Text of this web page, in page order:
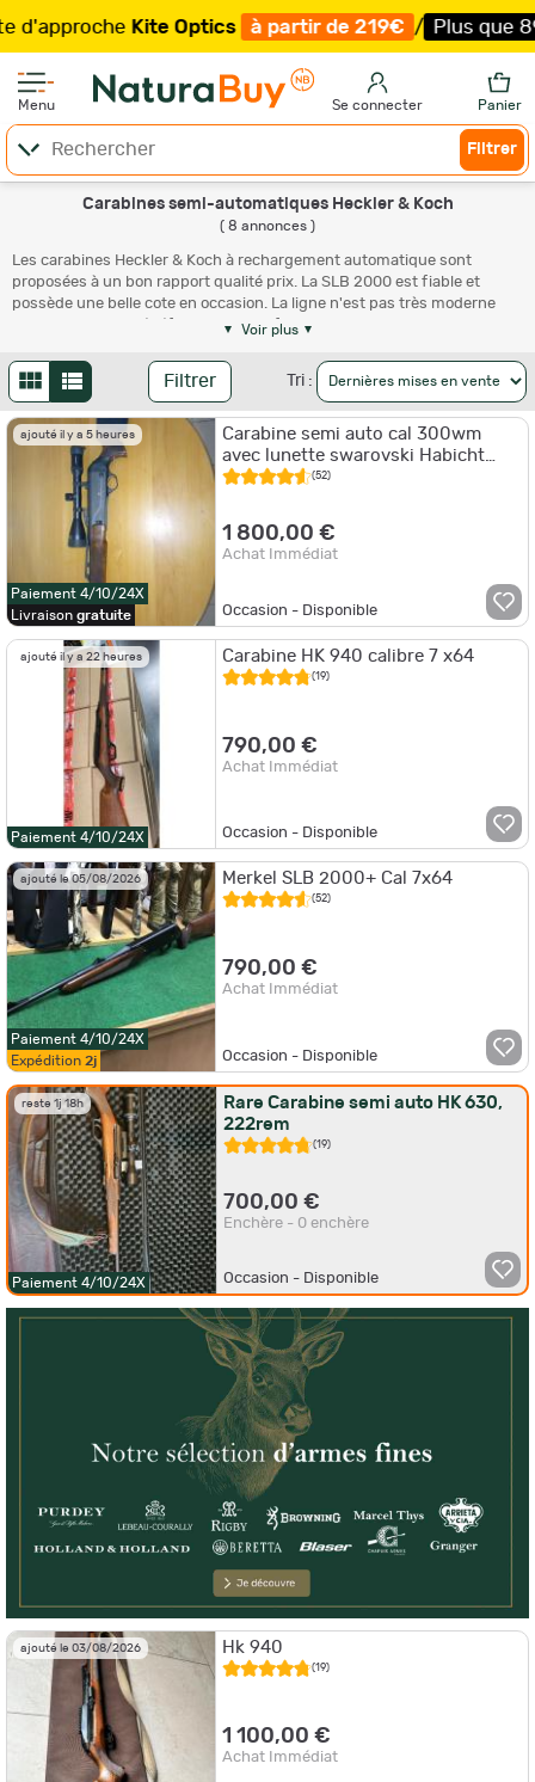
Kite Optics à partir de 219€ / Plus que 89
Menu Se connecter Panier
Filtrer
Carabines semi-automatiques Heckler & Koch
( 8 annonces )
Les carabines Heckler & Koch à rechargement automatique sont
proposées à un bon rapport qualité prix. La SLB 2000 est fiable et
possède une belle cote en occasion. La ligne n'est pas très moderne
mais cette arme bénéficie du savoir-faire de la marque dans le domaine
à démontrer. Un
viseur à point rouge
complétera idéalement votre
carabine Heckler & Koch afin de viser !
Voir plus
Filtrer Tri :
ajouté il y a 5 heures
Paiement 4/10/24X
Livraison gratuite
Carabine semi auto cal 300wm
avec lunette swarovski Habicht
2.5/10/56 ridicule BE3 Montage
(52)
1 800,00 €
Achat Immédiat
Occasion - Disponible
ajouté il y a 22 heures
Paiement 4/10/24X
Carabine HK 940 calibre 7 x64
(19)
790,00 €
Achat Immédiat
Occasion - Disponible
ajouté le 05/08/2026
Paiement 4/10/24X
Expédition 2j
Merkel SLB 2000+ Cal 7x64
(52)
790,00 €
Achat Immédiat
Occasion - Disponible
reste 1j 18h
Paiement 4/10/24X
Rare Carabine semi auto HK 630,
222rem
(19)
700,00 €
Enchère - 0 enchère
Occasion - Disponible
ajouté le 03/08/2026 Hk 940
(19)
1 100,00 €
Achat Immédiat